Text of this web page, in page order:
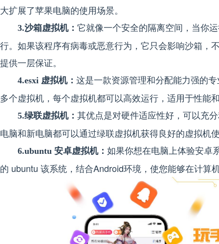
大扩展了苹果电脑的使用场景。
3.沙箱虚拟机： 它就像一个安全的隔离空间，当你
行。如果该程序有病毒或恶意行为，它只会影响沙箱，
提供一层保证。
4.esxi 虚拟机： 这是一款资源管理和分配能力强的
多个虚拟机，每个虚拟机都可以高效运行，适用于性能
5.绿联虚拟机： 其优点是对硬件适应性好，可以充
电脑和新电脑都可以通过绿联虚拟机获得良好的虚拟机
6.ubuntu 安卓虚拟机： 如果你想在电脑上体验安卓
的 ubuntu 该系统，结合Android环境，使您能够在计算